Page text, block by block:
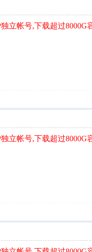
立帐号,下载超过
立帐号,下载超过